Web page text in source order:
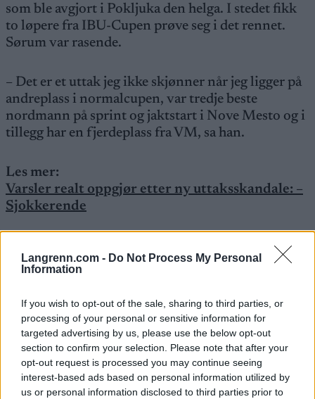
Langrenn.com - Do Not Process My Personal
Information
If you wish to opt-out of the sale, sharing to third parties, or
processing of your personal or sensitive information for
targeted advertising by us, please use the below opt-out
section to confirm your selection. Please note that after your
opt-out request is processed you may continue seeing
interest-based ads based on personal information utilized by
us or personal information disclosed to third parties prior to
som ble avgjort i Pokljuka den helga. I stedet fikk
to løpere fra IBU-Cupen prøve seg i det rennet.
Sørum var rasende.
– Det er et uttak jeg ikke skjønner når jeg ligger på
andreplass i normalcupen, var tredje beste
nordmann på sprint og jaktstart i Nove Mesto og i
tillegg har en fjerdeplass fra VM, sa han.
Les mer:
Varsler realt oppgjør etter ny uttaksskandale: –
Sjokkerende